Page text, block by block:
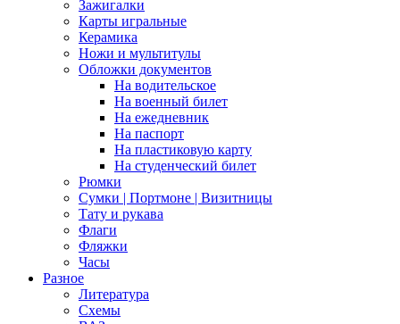
Зажигалки
Карты игральные
Керамика
Ножи и мультитулы
Обложки документов
На водительское
На военный билет
На ежедневник
На паспорт
На пластиковую карту
На студенческий билет
Рюмки
Сумки | Портмоне | Визитницы
Тату и рукава
Флаги
Фляжки
Часы
Разное
Литература
Схемы